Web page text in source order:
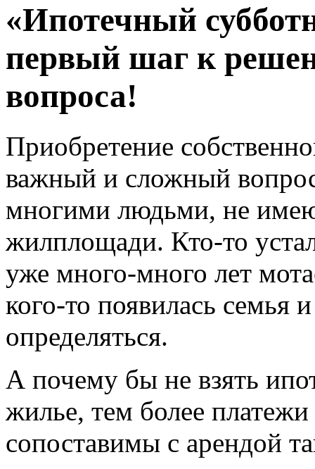
«Ипотечный
первый шаг к
вопроса!
Приобретение
важный и сложный
многими людьми, не
жилплощади. Кто-то
уже много-много лет
кого-то появилась семья
определяться.
А почему бы не взять
жилье, тем более
сопоставимы с арендой